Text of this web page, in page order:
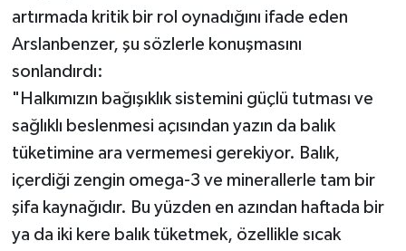
artırmada kritik bir rol oynadığını ifade eden
Arslanbenzer, şu sözlerle konuşmasını
sonlandırdı:
"Halkımızın bağışıklık sistemini güçlü tutması ve
sağlıklı beslenmesi açısından yazın da balık
tüketimine ara vermemesi gerekiyor. Balık,
içerdiği zengin omega-3 ve minerallerle tam bir
şifa kaynağıdır. Bu yüzden en azından haftada bir
ya da iki kere balık tüketmek, özellikle sıcak